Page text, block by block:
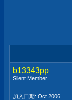
b13343pp
Silent Member
加入日期: Oct 2006